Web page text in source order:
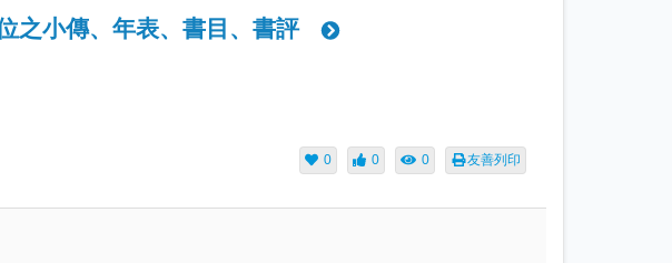
之小傳、年表、書目、書評
0 0 0 友善列印